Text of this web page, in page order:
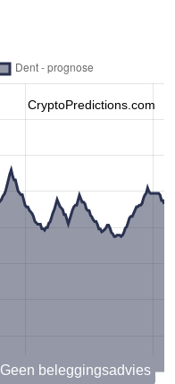
CryptoPredictions.com
Geen beleggingsadvies